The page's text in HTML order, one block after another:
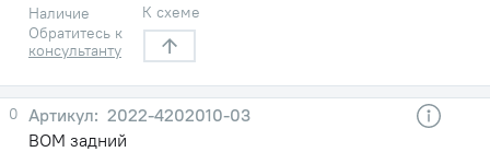
Наличие
Обратитесь к
консультанту
К схеме
0
2022-4202010-03
ВОМ задний